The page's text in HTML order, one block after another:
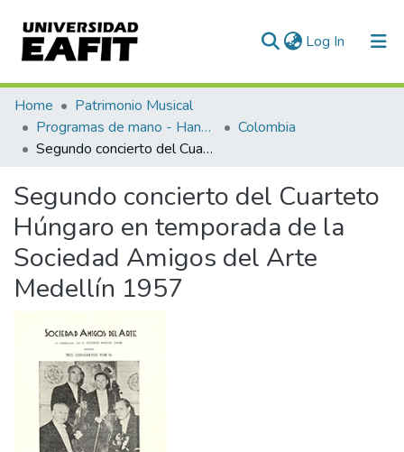
Log In (current)
Communities & Collections
All of DSpace
Home
Patrimonio Musical
Programas de mano - Hand programs
Colombia
Segundo concierto del Cuarteto Húngaro en temporada de la Sociedad Amigos del Arte Medellín 1957
Segundo concierto del Cuarteto
Húngaro en temporada de la
Sociedad Amigos del Arte
Medellín 1957